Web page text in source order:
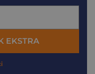
EKSTRA